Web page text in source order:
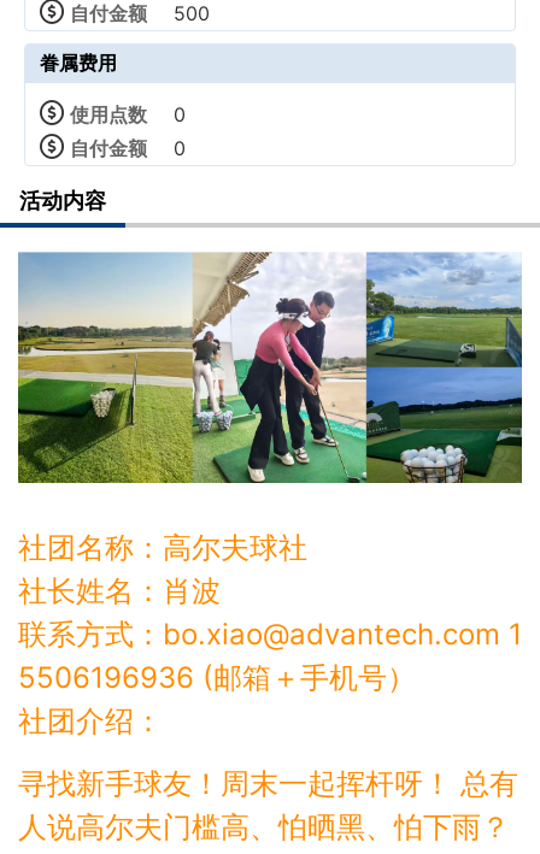
自付金额
500
眷属费用
使用点数
0
自付金额
0
活动内容
社团名称：高尔夫球社
社长姓名：肖波
联系方式：bo.xiao@advantech.com 1
5506196936 (邮箱＋手机号）
社团介绍：
寻找新手球友！周末一起挥杆呀！ 总有
人说高尔夫门槛高、怕晒黑、怕下雨？